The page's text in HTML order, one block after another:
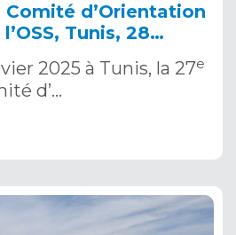
Comité d’Orientation
Tunis, 28
2025 à Tunis, la 27e
d’…